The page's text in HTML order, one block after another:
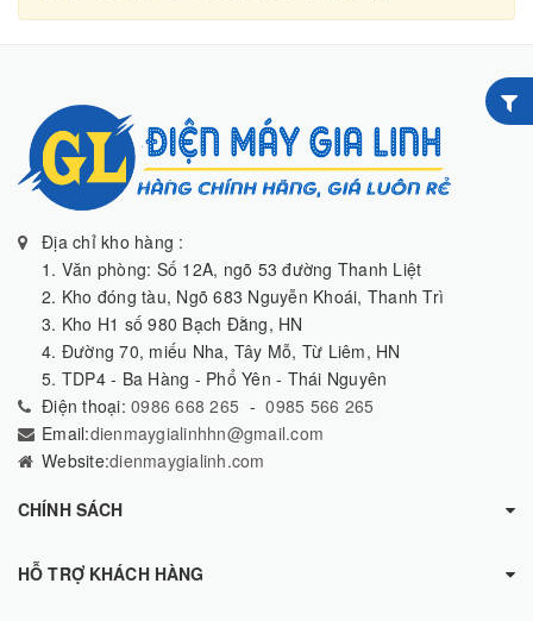
Địa chỉ kho hàng :
1. Văn phòng: Số 12A, ngõ 53 đường Thanh Liệt
2. Kho đóng tàu, Ngõ 683 Nguyễn Khoái, Thanh Trì
3. Kho H1 số 980 Bạch Đằng, HN
4. Đường 70, miếu Nha, Tây Mỗ, Từ Liêm, HN
5. TDP4 - Ba Hàng - Phổ Yên - Thái Nguyên
Điện thoại: 0986 668 265 -0985 566 265
Email:dienmaygialinhhn@gmail.com
Website:dienmaygialinh.com
CHÍNH SÁCH
HỖ TRỢ KHÁCH HÀNG